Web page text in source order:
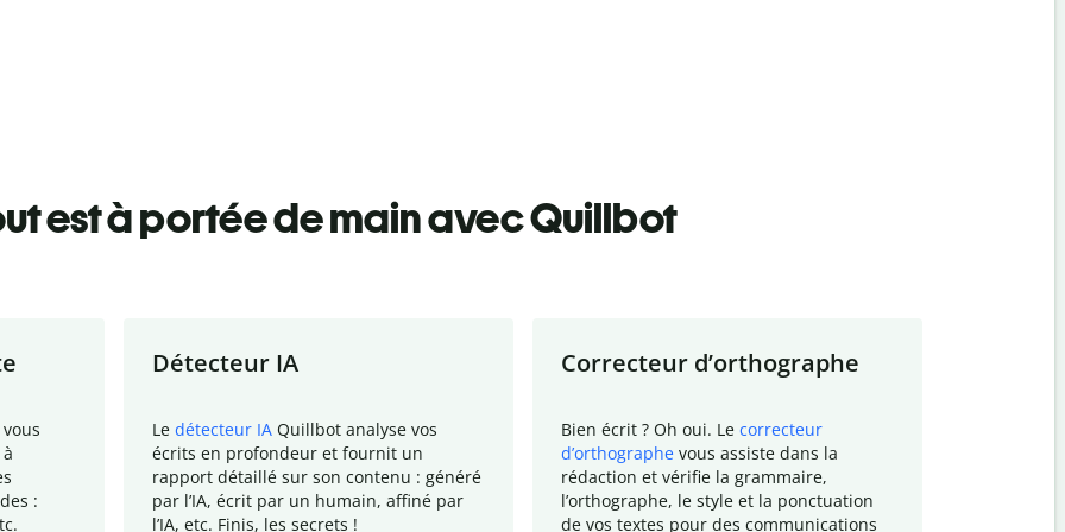
est à portée de main avec Quillbot
:
Détecteur IA
Le détecteur IA Quillbot analyse vos
écrits en profondeur et fournit un
rapport détaillé sur son contenu : généré
par l’IA, écrit par un humain, affiné par
l’IA, etc. Finis, les secrets !
Correcteur d’orthographe
Bien écrit ? Oh oui. Le correcteur
d’orthographe vous assiste dans la
rédaction et vérifie la grammaire,
l’orthographe, le style et la ponctuation
de vos textes pour des communications